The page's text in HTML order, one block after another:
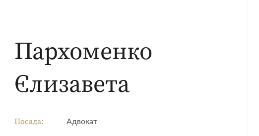
Пархоменко
Єлизавета
Посада: Адвокат